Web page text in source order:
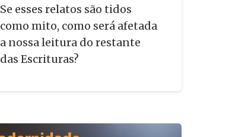
Se esses relatos são tidos
como mito, como será afetada
a nossa leitura do restante
das Escrituras?